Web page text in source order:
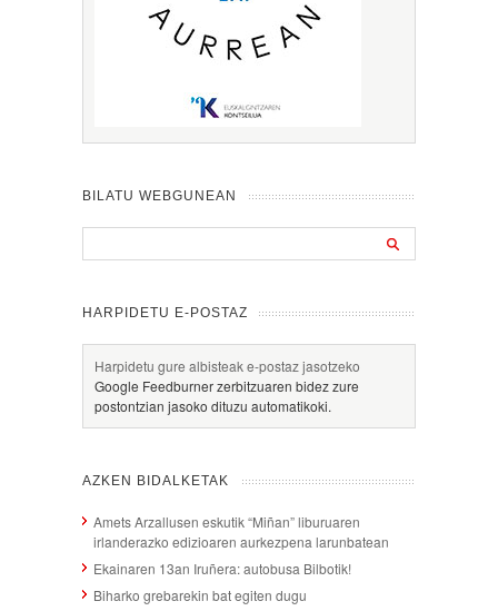
BILATU WEBGUNEAN
HARPIDETU E-POSTAZ
Harpidetu gure albisteak e-postaz jasotzeko
Google Feedburner zerbitzuaren bidez zure
postontzian jasoko dituzu automatikoki.
AZKEN BIDALKETAK
Amets Arzallusen eskutik “Miñan” liburuaren
irlanderazko edizioaren aurkezpena larunbatean
Ekainaren 13an Iruñera: autobusa Bilbotik!
Biharko grebarekin bat egiten dugu